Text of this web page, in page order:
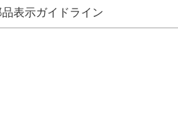
示ガイドライン